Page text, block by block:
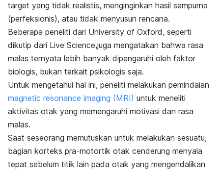
target yang tidak realistis, menginginkan hasil sempurna
(perfeksionis), atau tidak menyusun rencana.
Beberapa peneliti dari University of Oxford, seperti
dikutip dari Live Science,juga mengatakan bahwa rasa
malas ternyata lebih banyak dipengaruhi oleh faktor
biologis, bukan terkait psikologis saja.
Untuk mengetahui hal ini, peneliti melakukan pemindaian
magnetic resonance imaging (MRI) untuk meneliti
aktivitas otak yang memengaruhi motivasi dan rasa
malas.
Saat seseorang memutuskan untuk melakukan sesuatu,
bagian korteks pra-motortik otak cenderung menyala
tepat sebelum titik lain pada otak yang mengendalikan